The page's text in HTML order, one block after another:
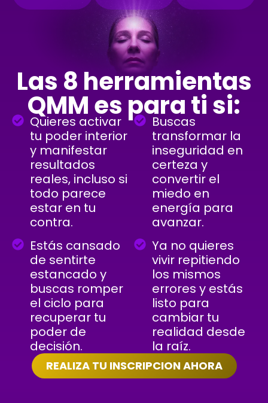
Las 8 herramientas
QMM es para ti si:
Quieres activar
tu poder interior
y manifestar
resultados
reales, incluso si
todo parece
estar en tu
contra.
Estás cansado
de sentirte
estancado y
buscas romper
el ciclo para
recuperar tu
poder de
decisión.
Buscas
transformar la
inseguridad en
certeza y
convertir el
miedo en
energía para
avanzar.
Ya no quieres
vivir repitiendo
los mismos
errores y estás
listo para
cambiar tu
realidad desde
la raíz.
REALIZA TU INSCRIPCION AHORA